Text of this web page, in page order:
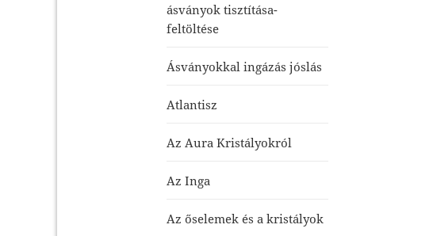
ásványok tisztítása-
feltöltése
Ásványokkal ingázás jóslás
Atlantisz
Az Aura Kristályokról
Az Inga
Az őselemek és a kristályok